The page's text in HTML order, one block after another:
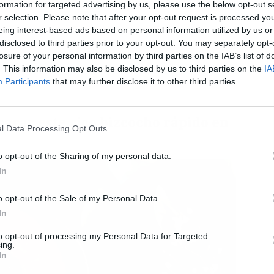
for targeted advertising by us, please use the below opt-out
selection. Please note that after your opt-out request is processed
interest-based ads based on personal information utilized by us
to third parties prior to your opt-out. You may separately
of your personal information by third parties on the IAB’s list of
This information may also be disclosed by us to third parties on the
Participants that may further disclose it to other third parties.
Data Processing Opt Outs
opt-out of the Sharing of my personal data.
opt-out of the Sale of my Personal Data.
opt-out of processing my Personal Data for Targeted
este rico bizcocho rápido en